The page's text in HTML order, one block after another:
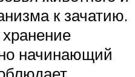
к зачатию.
начинающий